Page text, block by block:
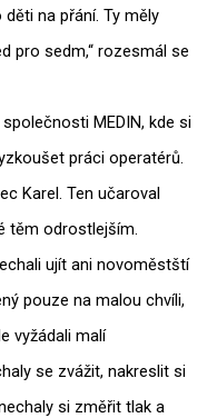
na přání. Ty měly
pro sedm,“ rozesmál se
MEDIN, kde si
práci operatérů.
Karel. Ten učaroval
těm odrostlejším.
ujít ani novoměstští
pouze na malou chvíli,
vyžádali malí
se zvážit, nakreslit si
si změřit tlak a